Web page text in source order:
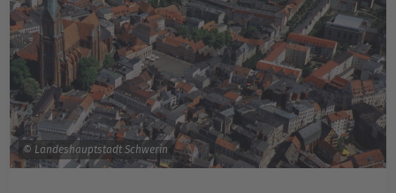
© Landeshauptstadt Schwerin